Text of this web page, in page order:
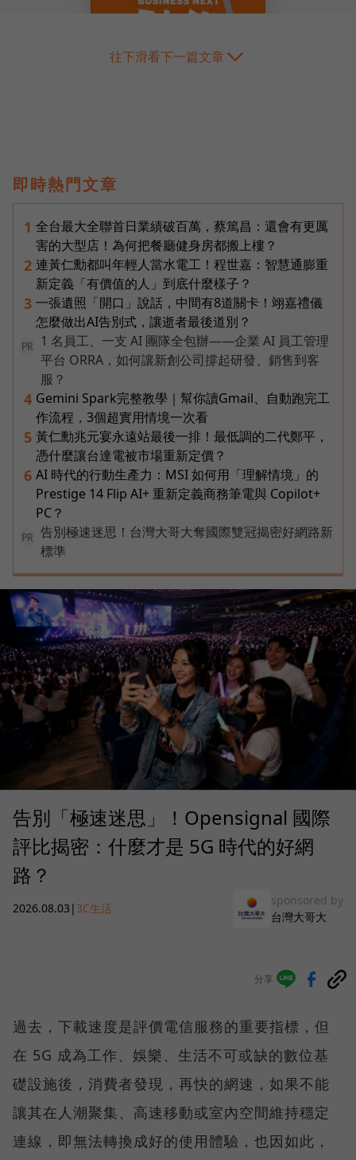
往下滑看下一篇文章
即時熱門文章
1 全台最大全聯首日業績破百萬，蔡篤昌：還會有更厲
害的大型店！為何把餐廳健身房都搬上樓？
2 連黃仁勳都叫年輕人當水電工！程世嘉：智慧通膨重
新定義「有價值的人」到底什麼樣子？
3 一張遺照「開口」說話，中間有8道關卡！翊嘉禮儀
怎麼做出AI告別式，讓逝者最後道別？
PR
1 名員工、一支 AI 團隊全包辦——企業 AI 員工管理
平台 ORRA，如何讓新創公司撐起研發、銷售到客
服？
4 Gemini Spark完整教學｜幫你讀Gmail、自動跑完工
作流程，3個超實用情境一次看
5 黃仁勳兆元宴永遠站最後一排！最低調的二代鄭平，
憑什麼讓台達電被市場重新定價？
6 AI 時代的行動生產力：MSI 如何用「理解情境」的
Prestige 14 Flip AI+ 重新定義商務筆電與 Copilot+
PC？
PR
告別極速迷思！台灣大哥大奪國際雙冠揭密好網路新
標準
告別「極速迷思」！Opensignal 國際
評比揭密：什麼才是 5G 時代的好網
路？
2026.08.03 | 3C生活
sponsored by
台灣大哥大
分享
過去，下載速度是評價電信服務的重要指標，但
在 5G 成為工作、娛樂、生活不可或缺的數位基
礎設施後，消費者發現，再快的網速，如果不能
讓其在人潮聚集、高速移動或室內空間維持穩定
連線，即無法轉換成好的使用體驗，也因如此，